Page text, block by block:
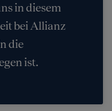
in diesem
bei Allianz
die
ist.